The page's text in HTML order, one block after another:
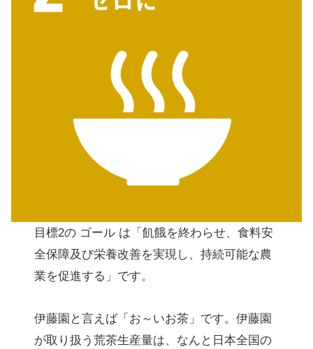
目標2の ゴール は「飢餓を終わらせ、食料安
全保障及び栄養改善を実現し、持続可能な農
業を促進する」です。
伊藤園と言えば「お～いお茶」です。伊藤園
が取り扱う荒茶生産量は、なんと日本全国の